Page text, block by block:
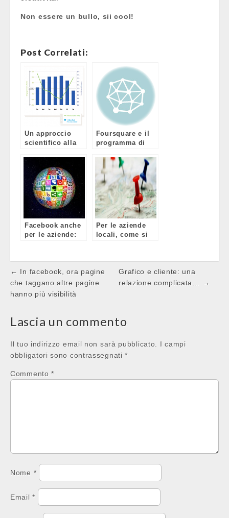
Non essere un bullo, sii cool!
Post Correlati:
Un approccio
scientifico alla
tweet
Foursquare e il
programma di
delle piccole
aziende
Facebook anche
per le aziende:
Per le aziende
locali, come si
Post
navigation
← In facebook, ora pagine
che taggano altre pagine
hanno più visibilità
Grafico e cliente: una
relazione complicata… →
Lascia un commento
Il tuo indirizzo email non sarà pubblicato. I campi
obbligatori sono contrassegnati*
Commento*
Nome *
Email*